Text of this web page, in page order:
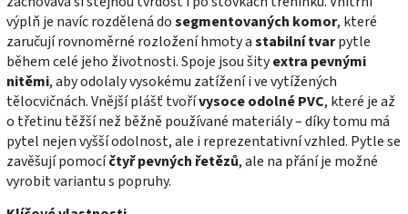
výplň je navíc rozdělená dosegmentovaných komor, které
zaručují rovnoměrné rozložení hmoty astabilní tvarpytle
během celé jeho životnosti. Spoje jsou šityextra pevnými
nitěmi, aby odolaly vysokému zatížení i ve vytížených
tělocvičnách. Vnější plášť tvořívysoce odolné PVC, které je až
o třetinu těžší než běžně používané materiály – díky tomu má
pytel nejen vyšší odolnost, ale i reprezentativní vzhled. Pytle se
zavěšují pomocíčtyř pevných řetězů, ale na přání je možné
vyrobit variantu s popruhy.